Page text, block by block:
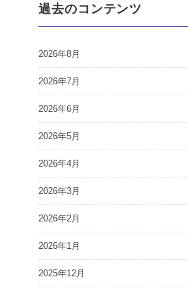
過去のコンテンツ
2026年8月
2026年7月
2026年6月
2026年5月
2026年4月
2026年3月
2026年2月
2026年1月
2025年12月